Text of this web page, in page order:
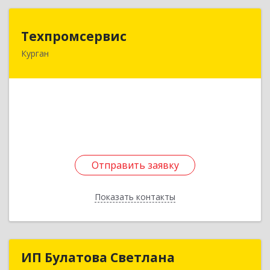
Техпромсервис
Курган
Отправить заявку
Показать контакты
Отправить заявку
Назад
ИП Булатова Светлана
ИП Булатова Светлана